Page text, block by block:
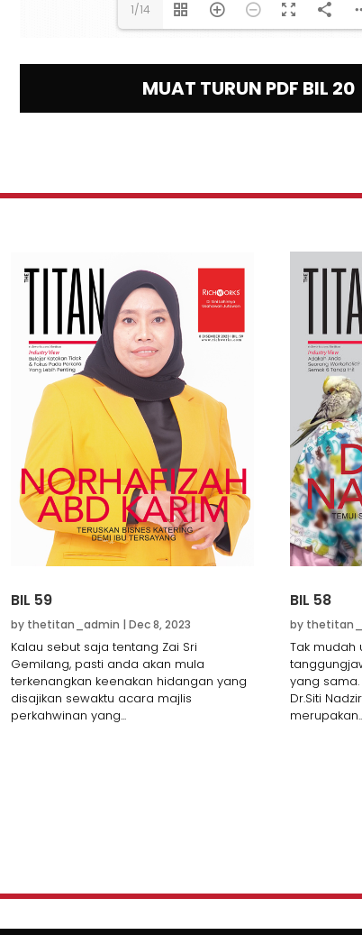
1/14
MUAT TURUN PDF BIL 20
BIL 59
by thetitan_admin | Dec 8, 2023
Kalau sebut saja tentang Zai Sri
Gemilang, pasti anda akan mula
terkenangkan keenakan hidangan yang
disajikan sewaktu acara majlis
perkahwinan yang...
BIL 58
by
Tak mudah
yang
Dr.Siti